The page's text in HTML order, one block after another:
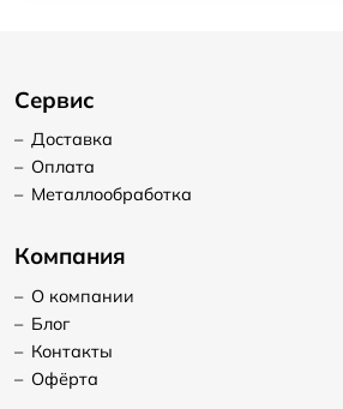
Сервис
– Доставка
– Оплата
– Металлообработка
Компания
– О компании
– Блог
– Контакты
– Офёрта